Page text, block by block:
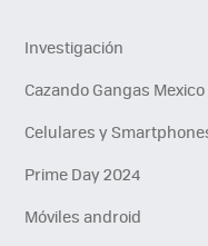
Investigación
Cazando Gangas Mexico
Celulares y
Prime Day 2024
Móviles android